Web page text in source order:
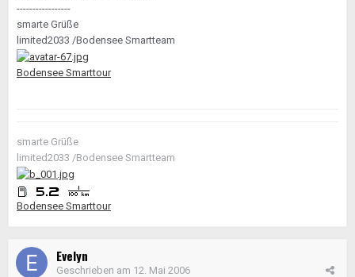
-----------------
smarte Grüße
limited2033 /Bodensee Smartteam
Bodensee Smarttour
smarte Grüße
limited2033 /Bodensee Smartteam
Bodensee Smarttour
Evelyn
Geschrieben am 12. Mai 2006